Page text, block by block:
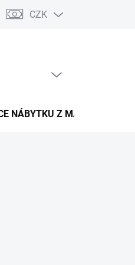
Pojištění zásilky
CZK
NÁBYTKU Z MASIVU